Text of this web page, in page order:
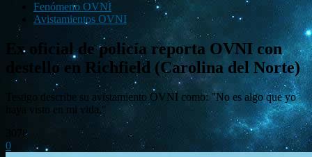
Fenómeno OVNI
Avistamientos OVNI
Ex oficial de policía reporta OVNI con
destello en Richfield (Carolina del Norte)
Testigo describe su avistamiento OVNI como: "No es algo que yo
haya visto en mi vida."
3078
0